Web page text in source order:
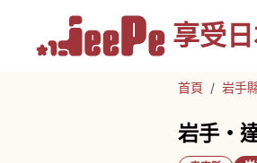
享受
首頁 / 岩手
岩手・